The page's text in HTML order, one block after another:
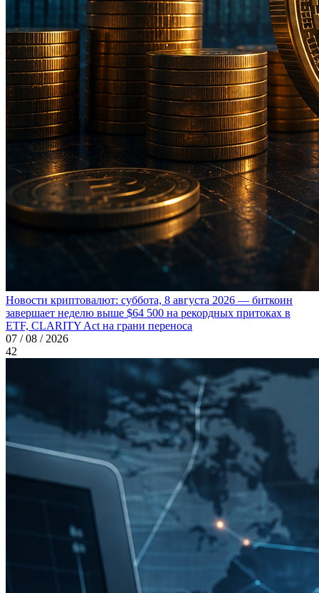
Новости криптовалют: суббота, 8 августа 2026 — биткоин
завершает неделю выше $64 500 на рекордных притоках в
ETF, CLARITY Act на грани переноса
07 / 08 / 2026
42